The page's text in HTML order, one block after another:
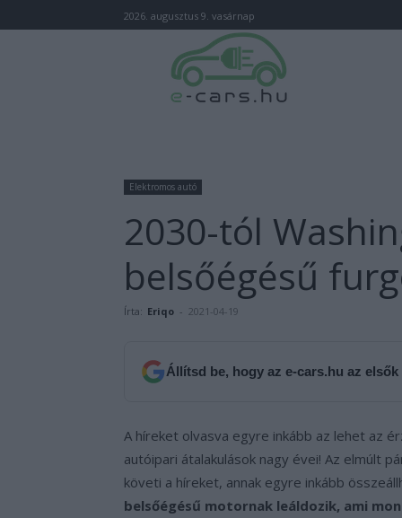
2026. augusztus 9. vasárnap
Elektromos autó
2030-tól
belsőégésű
Írta: Eriqo - 2021-04-19
Állítsd be, hogy az e-cars.hu az
A híreket olvasva egyre inkább az lehet az
autóipari átalakulások nagy évei! Az elmúlt
követi a híreket, annak egyre inkább
belsőégésű motornak leáldozik, ami